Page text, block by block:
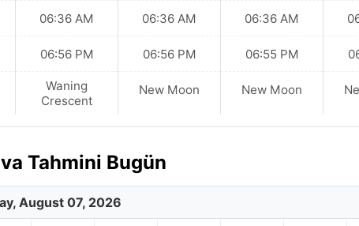
06:36 AM
06:56 PM
Waning
Crescent
06:36 AM
06:56 PM
New Moon
06:36 AM
06:55 PM
New Moon
Tahmini Bugün
August 07, 2026